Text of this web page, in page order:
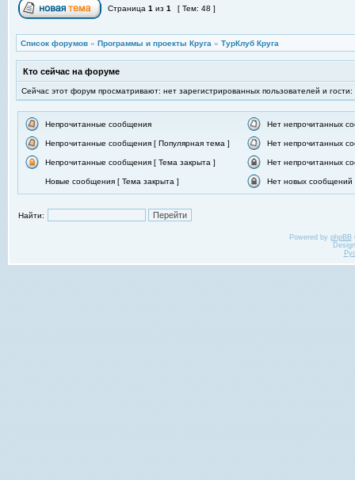
Страница 1 из 1 [ Тем: 48 ]
Список форумов » Программы и проекты Круга » ТурКлуб Круга
Кто сейчас на форуме
Сейчас этот форум просматривают: нет зарегистрированных пользователей и гости:
Непрочитанные сообщения Нет непрочитанных
Непрочитанные сообщения [ Популярная тема ] Нет непрочитанных
Непрочитанные сообщения [ Тема закрыта ] Нет непрочитанных
Новые сообщения [ Тема закрыта ] Нет новых сообщений
Найти:
Powered by phpBB